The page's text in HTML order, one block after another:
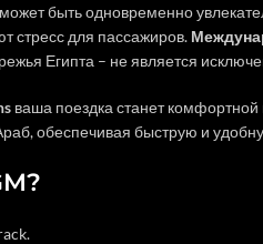
быть одновременно
стресс для пассажиров.
Египта – не является
ваша поездка станет
обеспечивая быструю и